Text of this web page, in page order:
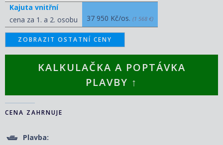
Kajuta vnitřní
cena za 1. a 2. osobu
37 950 Kč/os. (1 568 €)
ZOBRAZIT OSTATNÍ CENY
KALKULAČKA A POPTÁVKA
PLAVBY ↑
CENA ZAHRNUJE
Plavba: